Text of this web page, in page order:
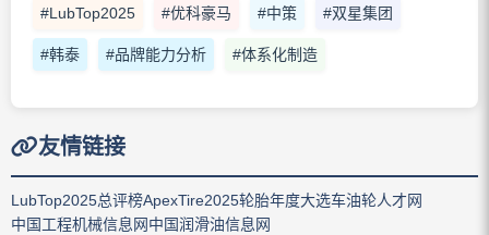
#LubTop2025 #优科豪马 #中策 #双星集团
#韩泰 #品牌能力分析 #体系化制造
友情链接
LubTop2025总评榜ApexTire2025轮胎年度大选车油轮人才网
中国工程机械信息网中国润滑油信息网